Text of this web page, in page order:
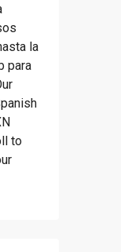
la
para
to